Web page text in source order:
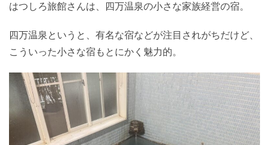
はつしろ旅館さんは、四万温泉の小さな家族経営の宿。
四万温泉というと、有名な宿などが注目されがちだけど、
こういった小さな宿もとにかく魅力的。